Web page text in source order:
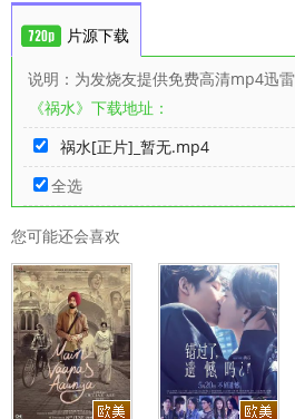
片源下载
说明：为发烧友提供免费高清mp4迅
《祸水》下载地址：
祸水[正片]_暂无.mp4
全选
您可能还会喜欢